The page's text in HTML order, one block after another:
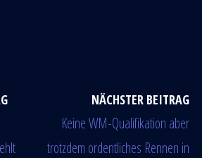
NÄCHSTER BEITRAG
Keine WM-Qualifikation aber
trotzdem ordentliches Rennen in